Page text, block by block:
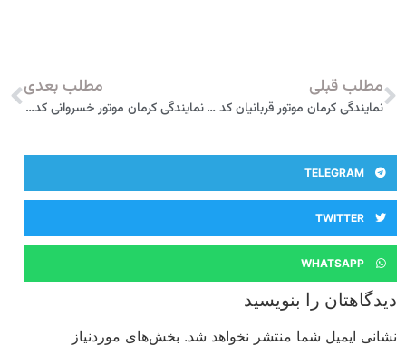
مطلب قبلی
نمایندگی کرمان موتور قربانیان کد 2302 زنجان
مطلب بعدی
نمایندگی کرمان موتور خسروانی کد 2404 سمنان
TELEGRAM
TWITTER
WHATSAPP
دیدگاهتان را بنویسید
نشانی ایمیل شما منتشر نخواهد شد. بخش‌های موردنیاز